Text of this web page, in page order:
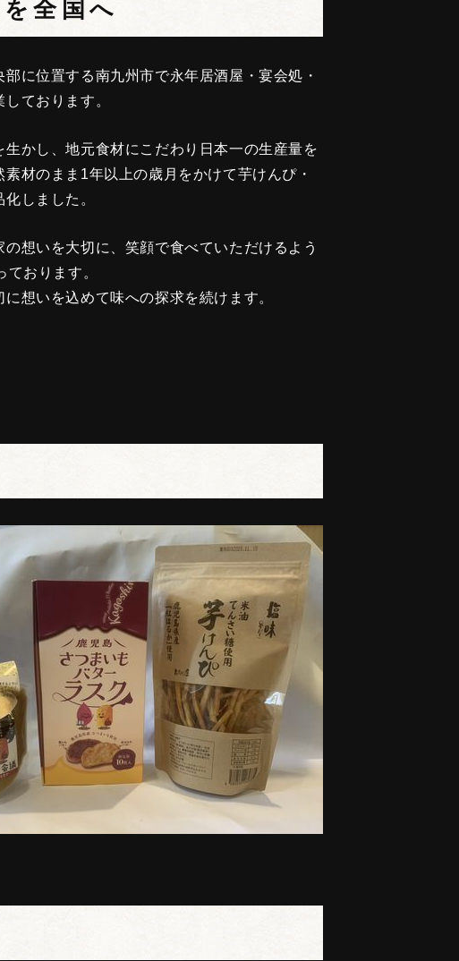
全国へ
に位置する南九州市で永年居酒屋・宴会処・
ております。
かし、地元食材にこだわり日本一の生産量を
材のまま1年以上の歳月をかけて芋けんぴ・
しました。
想いを大切に、笑顔で食べていただけるよう
おります。
想いを込めて味への探求を続けます。